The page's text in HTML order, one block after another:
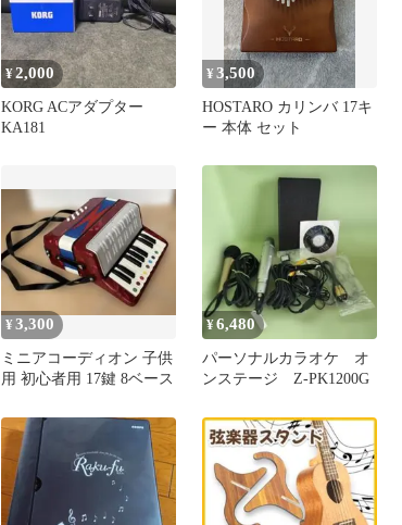
¥2,000
KORG ACアダプター
KA181
¥3,500
HOSTARO カリンバ 17キ
ー 本体 セット
¥3,300
ミニアコーディオン 子供
用 初心者用 17鍵 8ベース
¥6,480
パーソナルカラオケ オ
ンステージ Z-PK1200G